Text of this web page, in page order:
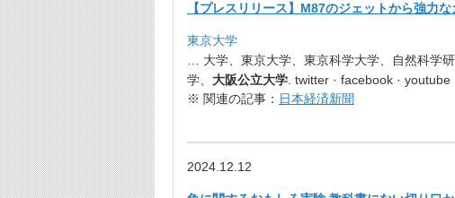
【プレスリリース】 M87のジェットから強力
東京大学
… 大学、東京大学、東京科学大学、自然科学
学、 大阪公立大学. twitter · facebook ·
※ 関連の記事： 日本経済新聞
2024.12.12